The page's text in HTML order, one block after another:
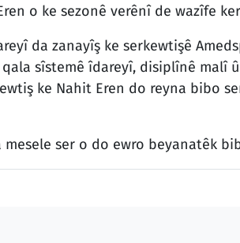
o ke sezonê verênî de wazîfe
da zanayîş ke serkewtişê
sîstemê îdareyî, disiplînê malî
ke Nahit Eren do reyna bibo
mesele ser o do ewro beyanatêk